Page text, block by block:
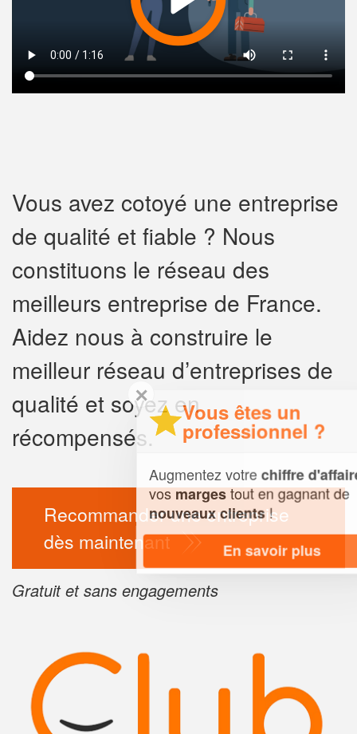
Vous avez cotoyé une entreprise
de qualité et fiable ? Nous
constituons le réseau des
meilleurs entreprise de France.
Aidez nous à construire le
meilleur réseau d’entreprises de
qualité et soyez en
récompensés.
Recommander une entreprise
dès maintenant
Gratuit et sans engagements
✕
Vous êtes un
professionnel ?
Augmentez votrechiffre d'affaireset
vosmargestout en gagnant de
nouveaux clients!
En savoir plus